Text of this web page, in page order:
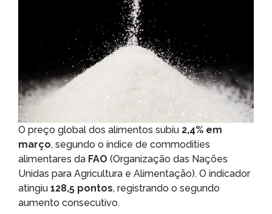
O preço global dos alimentos subiu 2,4% em
março, segundo o índice de commodities
alimentares da FAO (Organização das Nações
Unidas para Agricultura e Alimentação). O indicador
atingiu 128,5 pontos, registrando o segundo
aumento consecutivo.